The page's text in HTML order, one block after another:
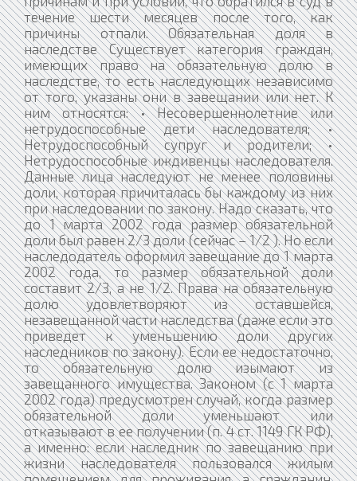
течение шести месяцев после того, как
причины отпали. Обязательная доля в
наследстве Существует категория граждан,
имеющих право на обязательную долю в
наследстве, то есть наследующих независимо
от того, указаны они в завещании или нет. К
ним относятся: • Несовершеннолетние или
нетрудоспособные дети наследователя; •
Нетрудоспособный супруг и родители; •
Нетрудоспособные иждивенцы наследователя.
Данные лица наследуют не менее половины
доли, которая причиталась бы каждому из них
при наследовании по закону. Надо сказать, что
до 1 марта 2002 года размер обязательной
доли был равен 2/3 доли (сейчас – 1/2 ). Но если
наследодатель оформил завещание до 1 марта
2002 года, то размер обязательной доли
составит 2/3, а не 1/2. Права на обязательную
долю удовлетворяют из оставшейся,
незавещанной части наследства (даже если это
приведет к уменьшению доли других
наследников по закону). Если ее недостаточно,
то обязательную долю изымают из
завещанного имущества. Законом (с 1 марта
2002 года) предусмотрен случай, когда размер
обязательной доли уменьшают или
отказывают в ее получении (п. 4 ст. 1149 ГК РФ),
а именно: если наследник по завещанию при
жизни наследователя пользовался жилым